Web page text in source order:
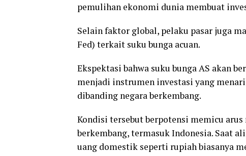
pemulihan ekonomi dunia membuat
Selain faktor global, pelaku pasar juga
Fed) terkait suku bunga acuan.
Ekspektasi bahwa suku bunga AS akan
menjadi instrumen investasi yang
dibanding negara berkembang.
Kondisi tersebut berpotensi memicu
berkembang, termasuk Indonesia. Saat
uang domestik seperti rupiah biasanya